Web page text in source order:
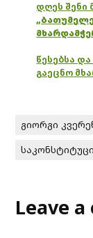
დღეს შენი
წესებსა
გაეცნო
გიორგი
Leave